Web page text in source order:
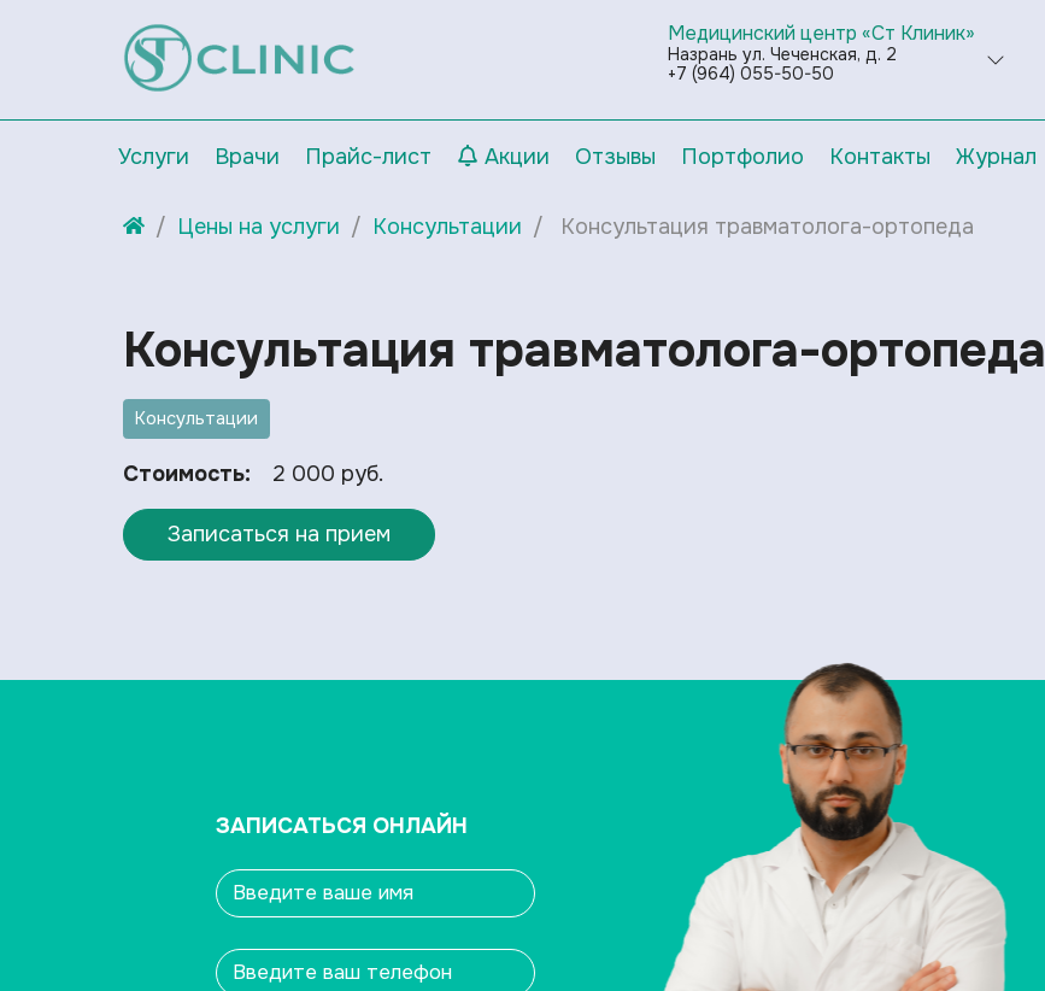
Медицинский центр «Ст Клиник»
Назрань ул. Чеченская, д. 2
+7 (964) 055-50-50
Услуги Врачи Прайс-лист Акции Отзывы Портфолио Контакты Журнал
Цены на услуги Консультации Консультация травматолога-ортопеда
Консультация травматолога-ортопеда
Консультации
Стоимость: 2 000 руб.
Записаться на прием
ЗАПИСАТЬСЯ ОНЛАЙН